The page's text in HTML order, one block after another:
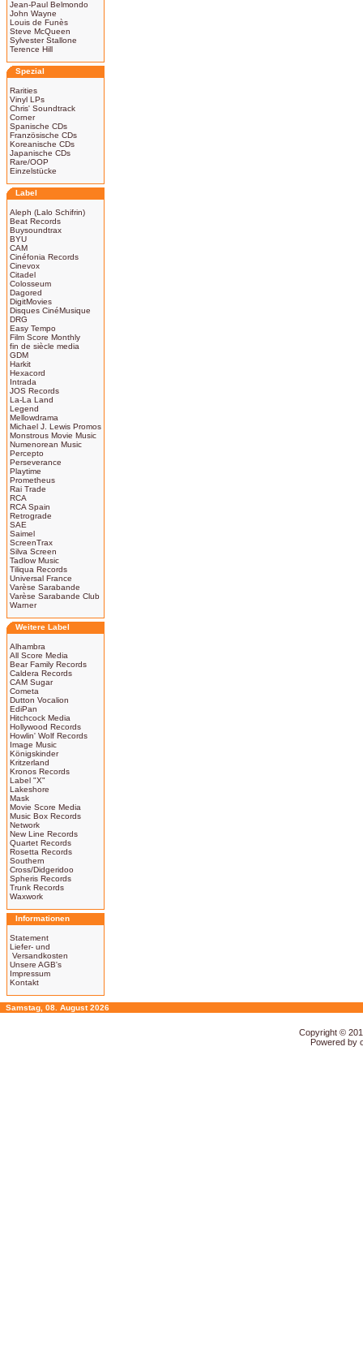
Jean-Paul Belmondo
John Wayne
Louis de Funès
Steve McQueen
Sylvester Stallone
Terence Hill
Spezial
Rarities
Vinyl LPs
Chris' Soundtrack
Corner
Spanische CDs
Französische CDs
Koreanische CDs
Japanische CDs
Rare/OOP
Einzelstücke
Label
Aleph (Lalo Schifrin)
Beat Records
Buysoundtrax
BYU
CAM
Cinéfonia Records
Cinevox
Citadel
Colosseum
Dagored
DigitMovies
Disques CinéMusique
DRG
Easy Tempo
Film Score Monthly
fin de siècle media
GDM
Harkit
Hexacord
Intrada
JOS Records
La-La Land
Legend
Mellowdrama
Michael J. Lewis Promos
Monstrous Movie Music
Numenorean Music
Percepto
Perseverance
Playtime
Prometheus
Rai Trade
RCA
RCA Spain
Retrograde
SAE
Saimel
ScreenTrax
Silva Screen
Tadlow Music
Tiliqua Records
Universal France
Varèse Sarabande
Varèse Sarabande Club
Warner
Weitere Label
Alhambra
All Score Media
Bear Family Records
Caldera Records
CAM Sugar
Cometa
Dutton Vocalion
EdiPan
Hitchcock Media
Hollywood Records
Howlin' Wolf Records
Image Music
Königskinder
Kritzerland
Kronos Records
Label "X"
Lakeshore
Mask
Movie Score Media
Music Box Records
Network
New Line Records
Quartet Records
Rosetta Records
Southern
Cross/Didgeridoo
Spheris Records
Trunk Records
Waxwork
Informationen
Statement
Liefer- und
Versandkosten
Unsere AGB's
Impressum
Kontakt
Samstag, 08. August 2026
Copyright ©
Powered by